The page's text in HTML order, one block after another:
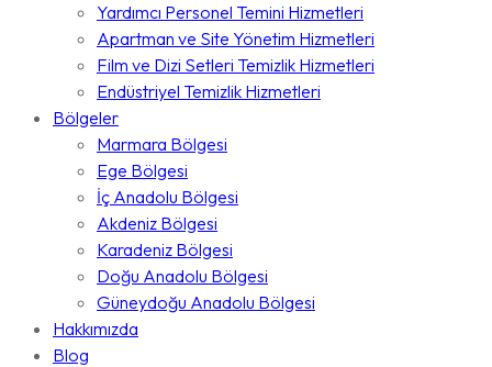
Yardımcı Personel Temini Hizmetleri
Apartman ve Site Yönetim Hizmetleri
Film ve Dizi Setleri Temizlik Hizmetleri
Endüstriyel Temizlik Hizmetleri
Bölgeler
Marmara Bölgesi
Ege Bölgesi
İç Anadolu Bölgesi
Akdeniz Bölgesi
Karadeniz Bölgesi
Doğu Anadolu Bölgesi
Güneydoğu Anadolu Bölgesi
Hakkımızda
Blog